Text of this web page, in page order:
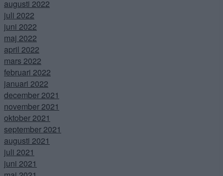
augusti 2022
juli 2022
juni 2022
maj 2022
april 2022
mars 2022
februari 2022
januari 2022
december 2021
november 2021
oktober 2021
september 2021
augusti 2021
juli 2021
juni 2021